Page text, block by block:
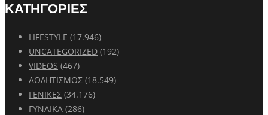
ΚΑΤΗΓΟΡΙΕΣ
LIFESTYLE (17.946)
UNCATEGORIZED (192)
VIDEOS (467)
ΑΘΛΗΤΙΣΜΟΣ (18.549)
ΓΕΝΙΚΕΣ (34.176)
ΓΥΝΑΙΚΑ (286)